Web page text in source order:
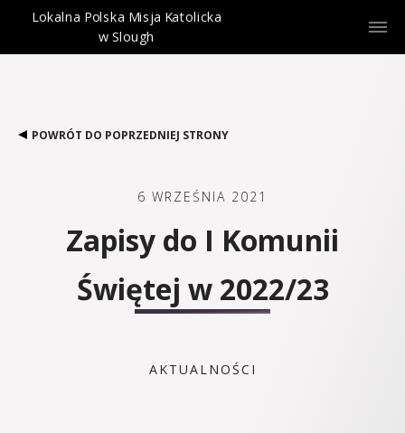
Lokalna Polska Misja Katolicka
w Slough
POWRÓT DO POPRZEDNIEJ STRONY
6 WRZEŚNIA 2021
Zapisy do I Komunii
Świętej w 2022/23
AKTUALNOŚCI